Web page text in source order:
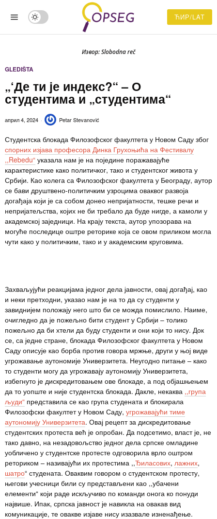
ЋИР/LAT
Извор: Slobodna reč
GLEDIŠTA
„‘Де ти је индекс?“ – О
студентима и „студентима“
април 4, 2024 Petar Stevanović
Студентска блокада Филозофског факултета у Новом Саду због
спорних изјава професора Динка Грухоњића на Фестивалу
,,Rebedu“ указала нам је на поједине поражавајуће
карактеристике како политичког, тако и студентског живота у
Србији. Као колега са Филозофског факултета у Београду, аутор
се бави друштвено-политичким узроцима оваквог развоја
догађаја који је са собом донео непријатности, тешке речи и
непријатељства, којих не би требало да буде нигде, а камоли у
академској заједници. На крају текста, аутор упозорава на
могуће последице оштре реторике која се овом приликом могла
чути како у политичким, тако и у академским круговима.
Захваљујући реакцијама једног дела јавности, овај догађај, као
и неки претходни, указао нам је на то да су студенти у
завиднијем положају него што би се можда помислило. Наиме,
очигледно да је пожељно бити студент у Србији – толико
пожељно да би хтели да буду студенти и они који то нису. Док
се, са једне стране, блокада Филозофског факултета у Новом
Саду описује као борба против говора мржње, други у њој виде
угрожавање аутономије Универзитета. Неугодно питање – како
то студенти могу да угрожавају аутономију Универзитета,
избегнуто је дискредитовањем ове блокаде, а под објашњењем
да то уопште и није студентска блокада. Дакле, некаква ,,група
људи“ представила се као група студената и блокирала
Филозофски факултет у Новом Саду, угрожавајући тиме
аутономију Универзитета. Овај рецепт за дискредитовање
студентских протеста већ је опробан. Да подсетимо, власт је, не
тако давно, на незадовољство једног дела српске омладине
уобличено у студентске протесте одговорила врло оштром
реториком – називајући их протестима ,,Ђиласових, лажних,
шатро“ студената. Оваквим говором о студентском протесту,
његови учесници били су представљени као ,,убачени
елементи“ који раде искључиво по команди онога ко понуди
највише. Ипак, српска јавност је навикла на овакав вид
комуникације, те овакве изјаве нису изазвале изненађење.